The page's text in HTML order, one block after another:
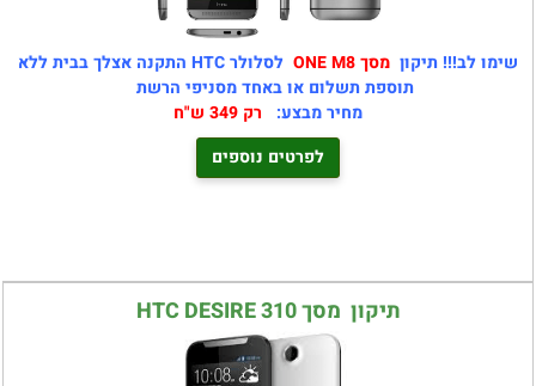
שימו לב!!! תיקון מסך ONE M8
לסלולר HTC התקנה אצלך בבית ללא
תוספת תשלום או באחד מסניפי הרשת
מחיר מבצע: רק 349 ש"ח
לפרטים נוספים
תיקון מסך HTC DESIRE 310